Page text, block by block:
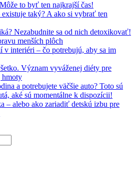
to byť ten najkrajší čas!
taký? A ako si vybrať ten
Nezabudnite sa od nich detoxikovať!
menších plôch
v interiéri – čo potrebujú, aby sa im
Význam vyváženej diéty pre
hmoty
a potrebujete väčšie auto? Toto sú
aké sú momentálne k dispozícii!
– alebo ako zariadiť detskú izbu pre